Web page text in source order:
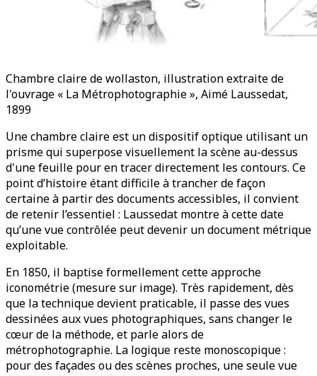
Chambre claire de wollaston, illustration extraite de
l'ouvrage « La Métrophotographie », Aimé Laussedat,
1899
Une chambre claire est un dispositif optique utilisant un
prisme qui superpose visuellement la scène au-dessus
d'une feuille pour en tracer directement les contours. Ce
point d’histoire étant difficile à trancher de façon
certaine à partir des documents accessibles, il convient
de retenir l’essentiel : Laussedat montre à cette date
qu’une vue contrôlée peut devenir un document métrique
exploitable.
En 1850, il baptise formellement cette approche
iconométrie (mesure sur image). Très rapidement, dès
que la technique devient praticable, il passe des vues
dessinées aux vues photographiques, sans changer le
cœur de la méthode, et parle alors de
métrophotographie. La logique reste monoscopique :
pour des façades ou des scènes proches, une seule vue